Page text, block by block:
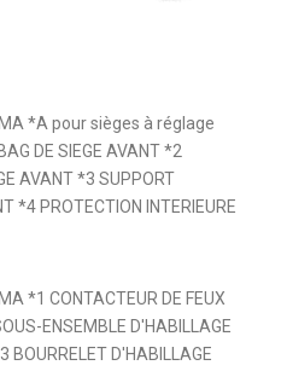
*A pour sièges à réglage
DE SIEGE AVANT *2
AVANT *3 SUPPORT
*4 PROTECTION INTERIEURE
*1 CONTACTEUR DE FEUX
ENSEMBLE D'HABILLAGE
BOURRELET D'HABILLAGE